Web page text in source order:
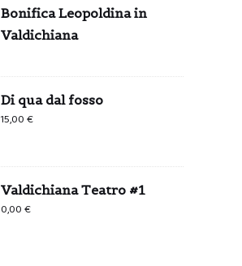
Bonifica Leopoldina in
Valdichiana
Di qua dal fosso
15,00€
Valdichiana Teatro #1
0,00€